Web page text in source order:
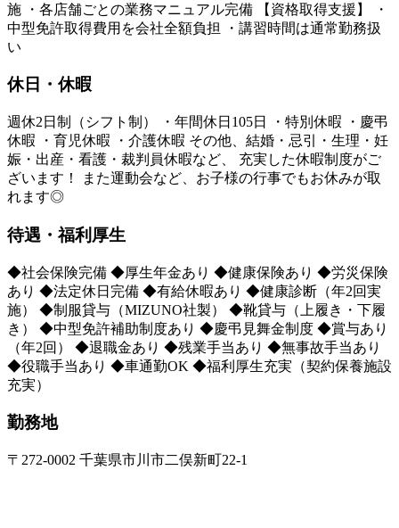
施 ・各店舗ごとの業務マニュアル完備 【資格取得支援】 ・
中型免許取得費用を会社全額負担 ・講習時間は通常勤務扱
い
休日・休暇
週休2日制（シフト制） ・年間休日105日 ・特別休暇 ・慶弔
休暇 ・育児休暇 ・介護休暇 その他、結婚・忌引・生理・妊
娠・出産・看護・裁判員休暇など、 充実した休暇制度がご
ざいます！ また運動会など、お子様の行事でもお休みが取
れます◎
待遇・福利厚生
◆社会保険完備 ◆厚生年金あり ◆健康保険あり ◆労災保険
あり ◆法定休日完備 ◆有給休暇あり ◆健康診断（年2回実
施） ◆制服貸与（MIZUNO社製） ◆靴貸与（上履き・下履
き） ◆中型免許補助制度あり ◆慶弔見舞金制度 ◆賞与あり
（年2回） ◆退職金あり ◆残業手当あり ◆無事故手当あり
◆役職手当あり ◆車通勤OK ◆福利厚生充実（契約保養施設
充実）
勤務地
〒272-0002 千葉県市川市二俣新町22-1